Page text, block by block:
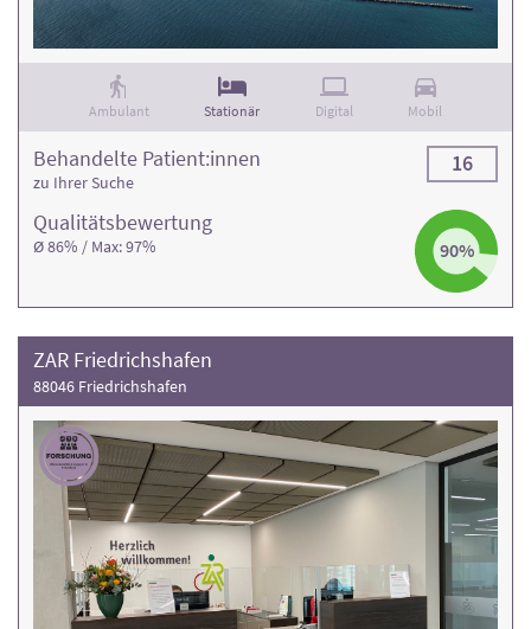
Ambulant Stationär Digital Mobil
Qualitäts­bewertung
Ø 86% / Max: 97% 90%
Behandelte Patient:innen
zu Ihrer Suche
16
ZAR Friedrichshafen
88046 Friedrichshafen